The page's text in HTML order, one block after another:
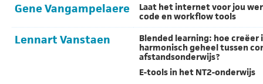
Gene Vangampelaere
Laat het internet voor jou
code en workflow tools
Lennart Vanstaen
Blended learning: hoe creëer
harmonisch geheel tussen
afstandsonderwijs?
E-tools in het NT2-onderwijs